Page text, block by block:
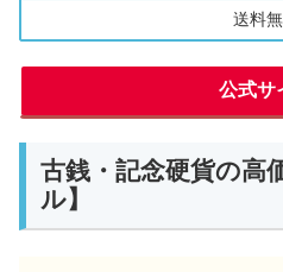
送料
公式サ
古銭・記念硬貨の高
ル】